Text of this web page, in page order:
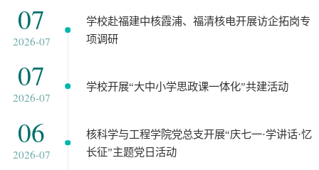
07
2026-07
学校赴福建中核霞浦、福清核电开展访企拓岗专
项调研
07
2026-07
​学校开展“大中小学思政课一体化”共建活动
06
2026-07
核科学与工程学院党总支开展“庆七一·学讲话·忆
长征”主题党日活动